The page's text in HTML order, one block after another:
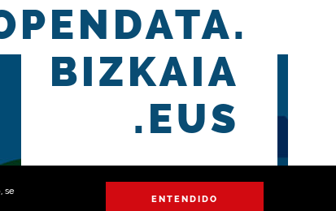
se
ENTENDIDO
BIZKAIA
.EUS